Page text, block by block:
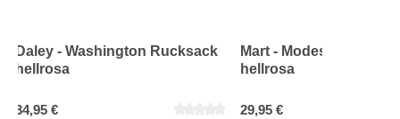
Daley - Washington Rucksack
hellrosa
34,95 €
Mart - Modesto
hellrosa
29,95 €